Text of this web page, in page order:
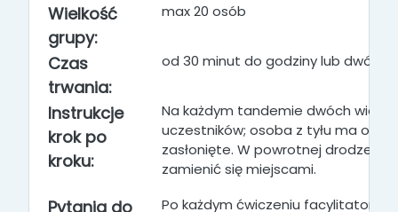
Wielkość
grupy:
max 20 osób
Czas
trwania:
od 30 minut do godziny lub dwóch
Instrukcje
krok po
kroku:
Na każdym tandemie dwóch
uczestników; osoba z tyłu ma oczy
zasłonięte. W powrotnej drodze
zamienić się miejscami.
Pytania do
Po każdym ćwiczeniu facylitator